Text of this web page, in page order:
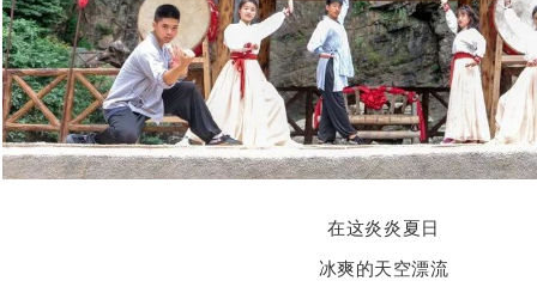
在这炎炎夏日
冰爽的天空漂流